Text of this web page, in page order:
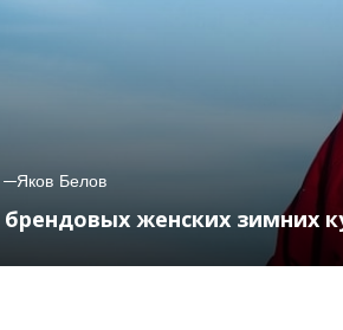
Яков Белов
брендовых женских зимних